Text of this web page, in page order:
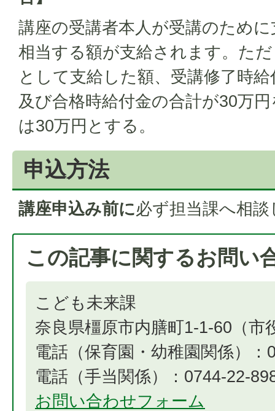
講座の受講者本人が受講のため
相当する額が支給されます。た
として支給した額、受講修了時
及び合格時給付金の合計が30万
は30万円とする。
申込方法
講座申込み前に必ず担当課へ相
この記事に関するお問い
こども未来課
奈良県橿原市内膳町1-1-60（市
電話（保育園・幼稚園関係）：
電話（手当関係）：0744-22-
お問い合わせフォーム